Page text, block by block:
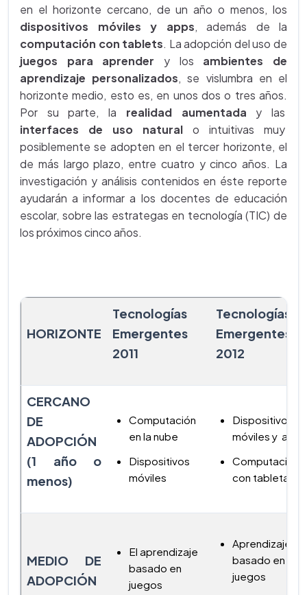
en el horizonte cercano, de un año o menos, los
dispositivos móviles y apps, además de la
computación con tablets. La adopción del uso de
juegos para aprender y los ambientes de
aprendizaje personalizados, se vislumbra en el
horizonte medio, esto es, en unos dos o tres años.
Por su parte, la realidad aumentada y las
interfaces de uso natural o intuitivas muy
posiblemente se adopten en el tercer horizonte, el
de más largo plazo, entre cuatro y cinco años. La
investigación y análisis contenidos en éste reporte
ayudarán a informar a los docentes de educación
escolar, sobre las estrategas en tecnología (TIC) de
los próximos cinco años.
HORIZONTE
Tecnologías
Emergentes
2011
Tecnologías
Emergentes
2012
CERCANO
DE
ADOPCIÓN
(1 año o
menos)
Computación
en la nube
Dispositivos
móviles
Dispositivos
móviles y apps
Computación
con tabletas
MEDIO DE
ADOPCIÓN
El aprendizaje
basado en
juegos
Aprendizaje
basado en
juegos